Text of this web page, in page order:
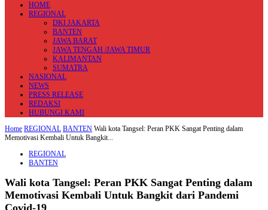
HOME
REGIONAL
DKI JAKARTA
BANTEN
JAWA BARAT
JAWA TENGAH /JAWA TIMUR
KALIMANTAN
SUMATRA
NASIONAL
NEWS
PRESS RELEASE
REDAKSI
HUBUNGI KAMI
Home REGIONAL BANTEN Wali kota Tangsel: Peran PKK Sangat Penting dalam
Memotivasi Kembali Untuk Bangkit...
REGIONAL
BANTEN
Wali kota Tangsel: Peran PKK Sangat Penting dalam
Memotivasi Kembali Untuk Bangkit dari Pandemi
Covid-19